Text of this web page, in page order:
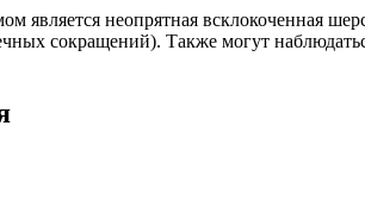
неопрятная всклокоченная
сокращений). Также могут